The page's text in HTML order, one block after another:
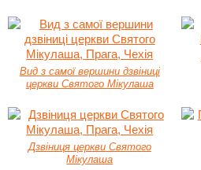
Вид з самої вершини дзвіниці
церкви Святого Мікулаша
Дзвіниця церкви Святого
Мікулаша